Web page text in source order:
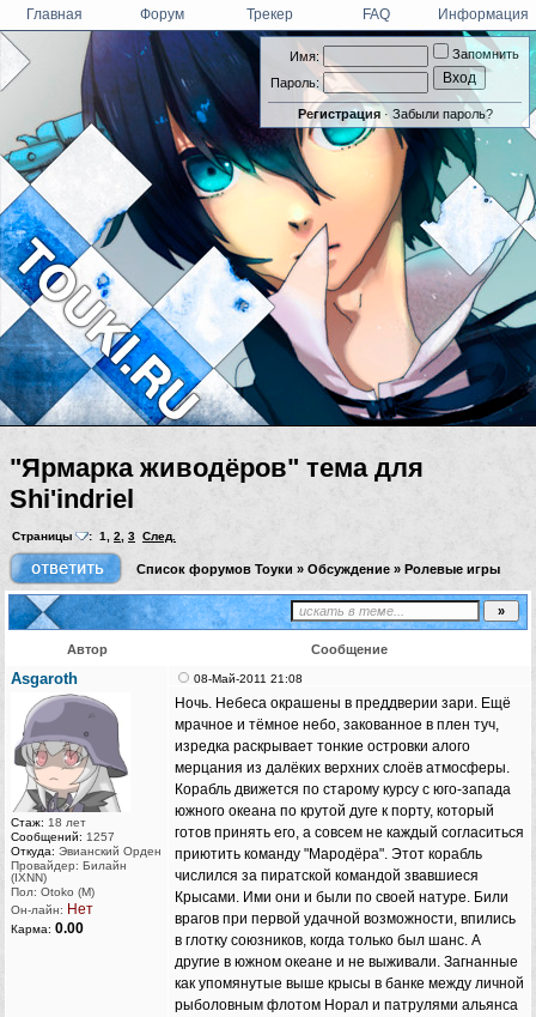
Имя:
Пароль:
Запомнить
Регистрация· Забыли пароль?
Главная Форум Трекер FAQ Информация
"Ярмарка живодёров" тема для
Shi'indriel
Страницы : 1, 2, 3 След.
Список форумов Тоуки » Обсуждение » Ролевые игры
Автор Сообщение
Asgaroth
Стаж: 18 лет
Сообщений: 1257
Откуда: Эвианский Орден
Провайдер: Билайн
(IXNN)
Пол: Otoko (M)
Он-лайн: Нет
Карма: 0.00
08-Май-2011 21:08
Ночь. Небеса окрашены в преддверии зари. Ещё
мрачное и тёмное небо, закованное в плен туч,
изредка раскрывает тонкие островки алого
мерцания из далёких верхних слоёв атмосферы.
Корабль движется по старому курсу с юго-запада
южного океана по крутой дуге к порту, который
готов принять его, а совсем не каждый согласиться
приютить команду "Мародёра". Этот корабль
числился за пиратской командой звавшиеся
Крысами. Ими они и были по своей натуре. Били
врагов при первой удачной возможности, впились
в глотку союзников, когда только был шанс. А
другие в южном океане и не выживали. Загнанные
как упомянутые выше крысы в банке между личной
рыболовным флотом Норал и патрулями альянса